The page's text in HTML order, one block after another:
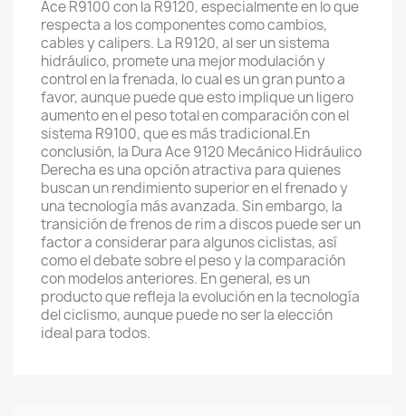
Ace R9100 con la R9120, especialmente en lo que
respecta a los componentes como cambios,
cables y calipers. La R9120, al ser un sistema
hidráulico, promete una mejor modulación y
control en la frenada, lo cual es un gran punto a
favor, aunque puede que esto implique un ligero
aumento en el peso total en comparación con el
sistema R9100, que es más tradicional.En
conclusión, la Dura Ace 9120 Mecánico Hidráulico
Derecha es una opción atractiva para quienes
buscan un rendimiento superior en el frenado y
una tecnología más avanzada. Sin embargo, la
transición de frenos de rim a discos puede ser un
factor a considerar para algunos ciclistas, así
como el debate sobre el peso y la comparación
con modelos anteriores. En general, es un
producto que refleja la evolución en la tecnología
del ciclismo, aunque puede no ser la elección
ideal para todos.